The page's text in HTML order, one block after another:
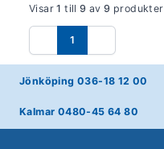
Visar1 till9 av9 produkter
Föregående
1
Nästa
Jönköping 036-18 12 00
Kalmar 0480-45 64 80